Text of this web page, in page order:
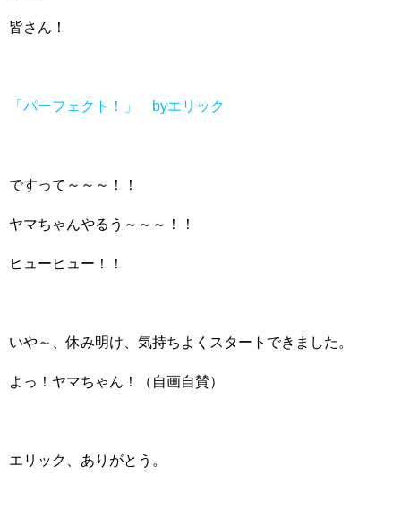
皆さん！
「パーフェクト！」 byエリック
ですって～～～！！
ヤマちゃんやるう～～～！！
ヒューヒュー！！
いや～、休み明け、気持ちよくスタートできました。
よっ！ヤマちゃん！（自画自賛）
エリック、ありがとう。